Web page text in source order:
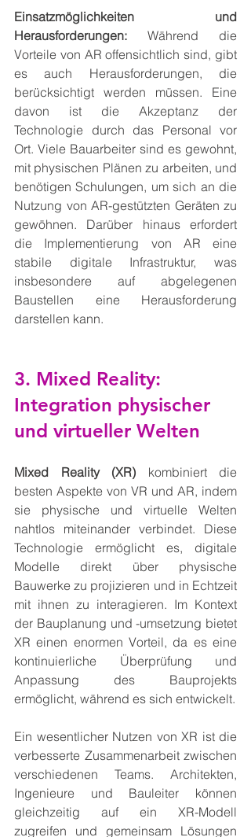
Einsatzmöglichkeiten und
Herausforderungen: Während die
Vorteile von AR offensichtlich sind, gibt
es auch Herausforderungen, die
berücksichtigt werden müssen. Eine
davon ist die Akzeptanz der
Technologie durch das Personal vor
Ort. Viele Bauarbeiter sind es gewohnt,
mit physischen Plänen zu arbeiten, und
benötigen Schulungen, um sich an die
Nutzung von AR-gestützten Geräten zu
gewöhnen. Darüber hinaus erfordert
die Implementierung von AR eine
stabile digitale Infrastruktur, was
insbesondere auf abgelegenen
Baustellen eine Herausforderung
darstellen kann.
3. Mixed Reality:
Integration physischer
und virtueller Welten
Mixed Reality (XR) kombiniert die
besten Aspekte von VR und AR, indem
sie physische und virtuelle Welten
nahtlos miteinander verbindet. Diese
Technologie ermöglicht es, digitale
Modelle direkt über physische
Bauwerke zu projizieren und in Echtzeit
mit ihnen zu interagieren. Im Kontext
der Bauplanung und -umsetzung bietet
XR einen enormen Vorteil, da es eine
kontinuierliche Überprüfung und
Anpassung des Bauprojekts
ermöglicht, während es sich entwickelt.
Ein wesentlicher Nutzen von XR ist die
verbesserte Zusammenarbeit zwischen
verschiedenen Teams. Architekten,
Ingenieure und Bauleiter können
gleichzeitig auf ein XR-Modell
zugreifen und gemeinsam Lösungen